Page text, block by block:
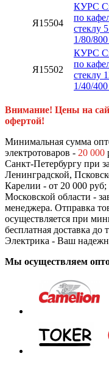
Я15504
КУРС
по
стеклу
1/80/
Я15502
КУРС
по
стеклу
1/40/
Внимание! Цены на
офертой!
Минимальная сумма
электротоваров - 20 000
Санкт-Петербургу при
Ленинградской,
Карелии - от 20 000
Московской области -
менеджера. Отправка
осуществляется при
бесплатная доставка
Электрика - Ваш
Мы осуществляем